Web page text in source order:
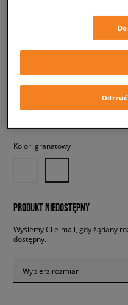
BIRKENSTOCK BOSTON
męskie, klapki
539,99 zł
Kolor: granatowy
PRODUKT NIEDOSTĘPNY
Wyślemy Ci e-mail, gdy żądany
dostępny.
Wybierz rozmiar